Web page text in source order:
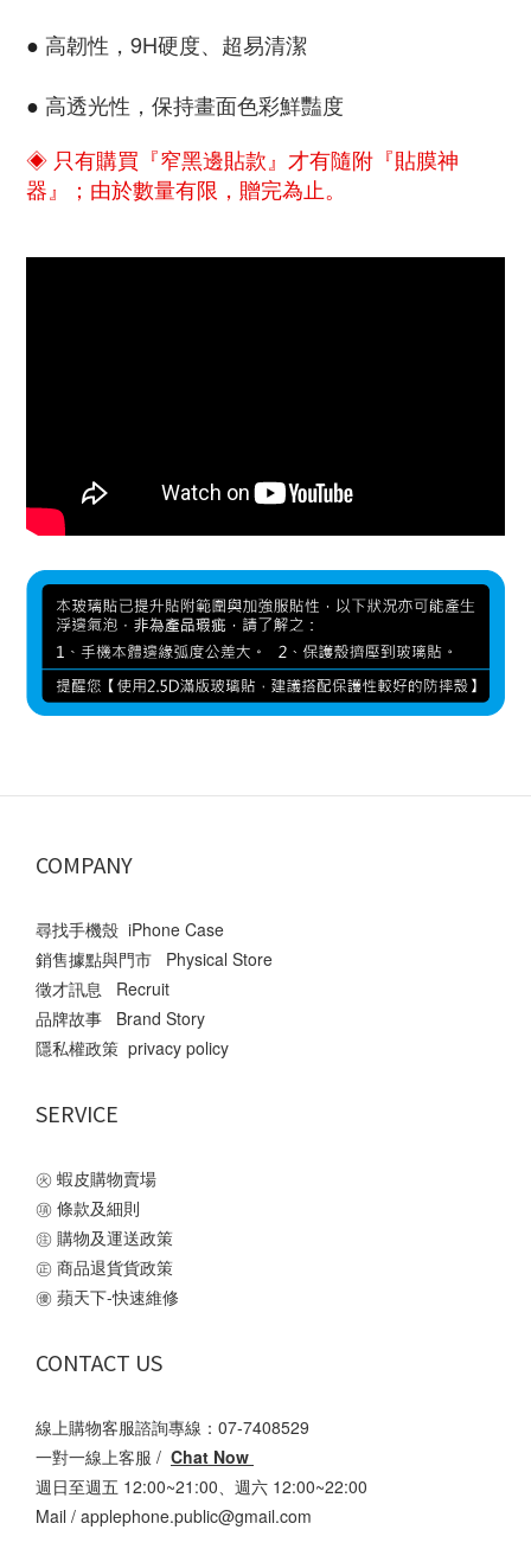
● 高韌性，9H硬度、超易清潔
● 高透光性，保持畫面色彩鮮豔度
◈ 只有購買『窄黑邊貼款』才有隨附『貼膜神
器』；由於數量有限，贈完為止。
COMPANY
尋找手機殼 iPhone Case
銷售據點與門市 Physical Store
徵才訊息 Recruit
品牌故事 Brand Story
隱私權政策 privacy policy
SERVICE
㊋ 蝦皮購物賣場
㊠ 條款及細則
㊟ 購物及運送政策
㊣ 商品退貨貨政策
㊝ 蘋天下-快速維修
CONTACT US
線上購物客服諮詢專線：07-7408529
一對一線上客服 / Chat Now
週日至週五 12:00~21:00、週六 12:00~22:00
Mail / applephone.public@gmail.com